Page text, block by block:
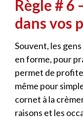
Règle # 6
dans vos
Souvent, les
en forme, pour
permet de
même pour
cornet à la
raisons et les